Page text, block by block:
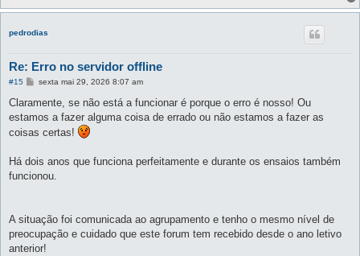
pedrodias
Re: Erro no servidor offline
#15
M
n
a
g
sexta mai 29, 2026 8:07 am
Claramente, se não está a funcionar é porque o erro é nosso! Ou
estamos a fazer alguma coisa de errado ou não estamos a fazer as
coisas certas!
Há dois anos que funciona perfeitamente e durante os ensaios também
funcionou.
A situação foi comunicada ao agrupamento e tenho o mesmo nível de
preocupação e cuidado que este forum tem recebido desde o ano letivo
anterior!